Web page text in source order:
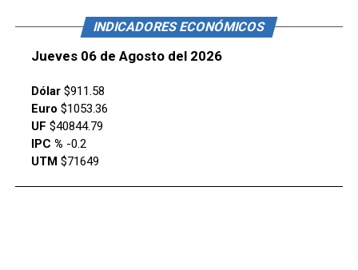
INDICADORES ECONÓMICOS
Jueves 06 de Agosto del 2026
Dólar$911.58
Euro $1053.36
UF $40844.79
IPC % -0.2
UTM $71649